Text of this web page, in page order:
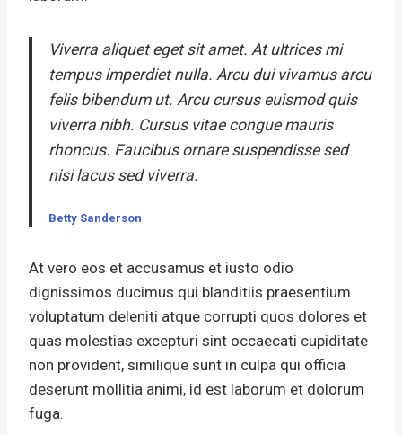
Viverra aliquet eget sit amet. At ultrices mi
tempus imperdiet nulla. Arcu dui vivamus arcu
felis bibendum ut. Arcu cursus euismod quis
viverra nibh. Cursus vitae congue mauris
rhoncus. Faucibus ornare suspendisse sed
nisi lacus sed viverra.
Betty Sanderson
At vero eos et accusamus et iusto odio
dignissimos ducimus qui blanditiis praesentium
voluptatum deleniti atque corrupti quos dolores et
quas molestias excepturi sint occaecati cupiditate
non provident, similique sunt in culpa qui officia
deserunt mollitia animi, id est laborum et dolorum
fuga.